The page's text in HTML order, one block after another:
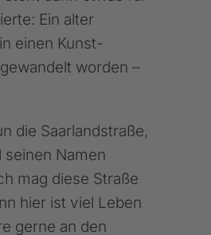
Ein alter
einen Kunst-
worden –
die Saarlandstraße,
seinen Namen
mag diese Straße
hier ist viel Leben
gerne an den